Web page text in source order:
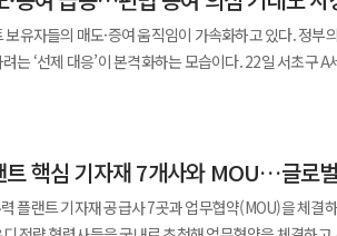
월세 불안을 초래하고 정비사업 추진 동력까지 악화
·재건축을 통한 장기적 주거 전략으로 접근해야 한다”고 덧
울 전역과 과천·성남 등 경기 12개 지역을 조정대상지역·
행정 처분과 관련해 SK에코플랜트는 “당사 시공 품질에
“향후 법적 절차를 통해 안전 관리 의무를 충분히 이행
“영업정지 처분에 대해 집행 정지 가처분 신청과 행정
유자들의 매도·증여 움직임이 가속화하고 있다. 정부
본격화하는 모습이다. 22일 서초구 A세무법인 관계자는 “올해
히 늘었고 최근엔 양도세·증여세 상담까지 다양해졌다
다. 9월 기준 20년 이상 보유 주택 매도인 중 강남구
영등포구·노원구·마포구 등 재건축 기대감이 높은 지역
원 등기정보광장에 따르면 9월 서울 집합건물 증여 건
트 핵심 기자재 7개사와 MOU…글로
플랜트 기자재 공급사 7곳과 업무협약(MOU)을 체결